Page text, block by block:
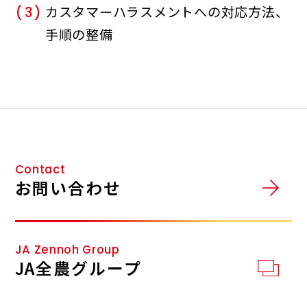
(3) カスタマーハラスメントへの対応方法、
手順の整備
Contact
お問い合わせ
JA Zennoh Group
JA全農グループ